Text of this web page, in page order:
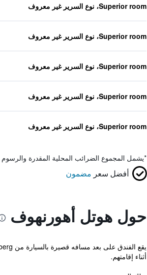
Superior room، نوع السرير غير معروف
Superior room، نوع السرير غير معروف
Superior room، نوع السرير غير معروف
Superior room، نوع السرير غير معروف
Superior room، نوع السرير غير معروف
*يشمل المجموع الضرائب المحلية المقدرة
أفضل سعر مضمون
حول هوتل أهورنهوف
أثناء إقامتهم.